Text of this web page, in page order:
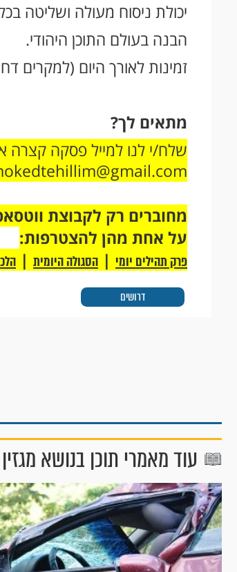
יכולת ניסוח מעולה ושליטה
הבנה בעולם התוכן היהודי.
זמינות לאורך היום (למקרים
מתאים לך?
שלח/י לנו למייל פסקה קצרה
דרושים
על אחת מהן להצטרפות:
פרק תהילים יומי | הסגולה היומית |
עוד מאמרי תוכן בנושא